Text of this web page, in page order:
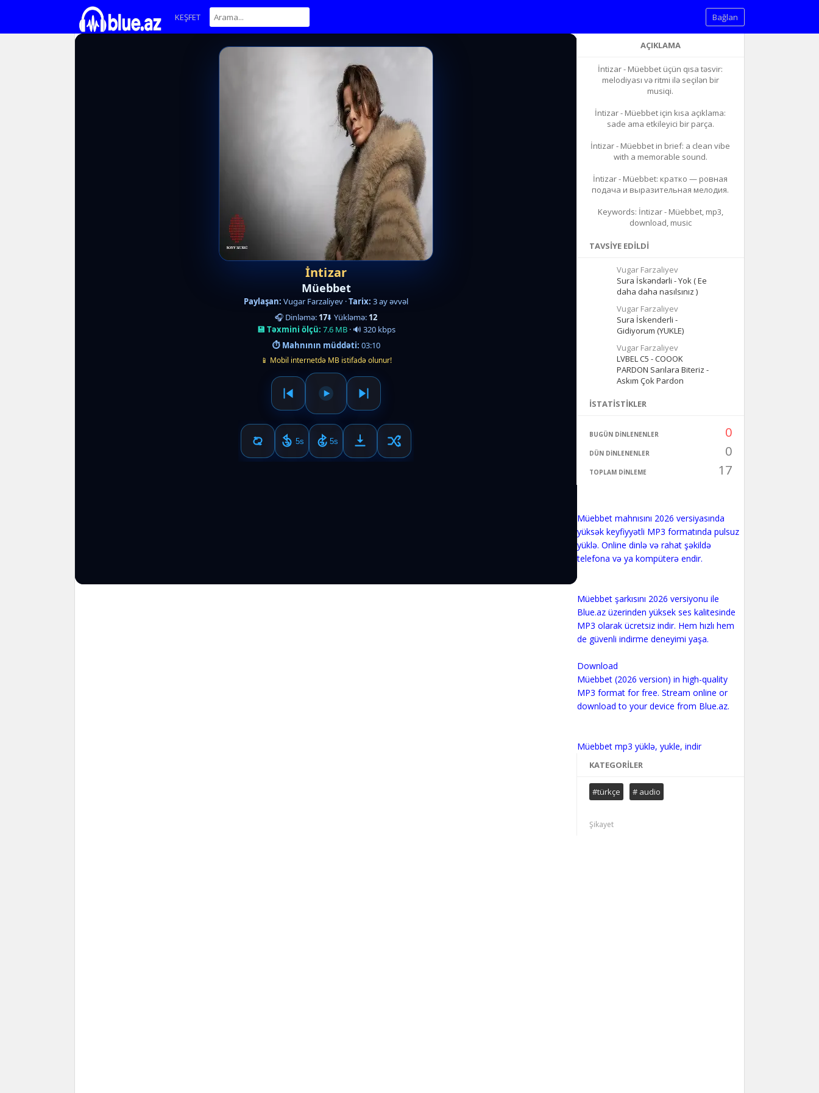
KEŞFET Bağlan
AÇIKLAMA
İntizar - Müebbet üçün qısa təsvir:
melodiyası və ritmi ilə seçilən bir
musiqi.
İntizar - Müebbet için kısa açıklama:
sade ama etkileyici bir parça.
İntizar - Müebbet in brief: a clean vibe
with a memorable sound.
İntizar - Müebbet: кратко — ровная
подача и выразительная мелодия.
Keywords: İntizar - Müebbet, mp3,
download, music
TAVSIYE EDILDI
Vugar Farzaliyev
Sura İskəndərli - Yok ( Ee
daha daha nasılsınız )
Vugar Farzaliyev
Sura İskenderli -
Gidiyorum (YUKLE)
Vugar Farzaliyev
LVBEL C5 - COOOK
PARDON Sarılara Biteriz -
Askım Çok Pardon
İSTATISTIKLER
BUGÜN DINLENENLER 0
DÜN DINLENENLER 0
TOPLAM DINLEME 17
Müebbet mahnısını 2026 versiyasında
yüksək keyfiyyətli MP3 formatında pulsuz
yüklə. Online dinlə və rahat şəkildə
telefona və ya kompüterə endir.
Müebbet şarkısını 2026 versiyonu ile
Blue.az üzerinden yüksek ses kalitesinde
MP3 olarak ücretsiz indir. Hem hızlı hem
de güvenli indirme deneyimi yaşa.
Download
Müebbet (2026 version) in high-quality
MP3 format for free. Stream online or
download to your device from Blue.az.
Müebbet mp3 yüklə, yukle, indir
KATEGORILER
#türkçe # audio
Şikayet